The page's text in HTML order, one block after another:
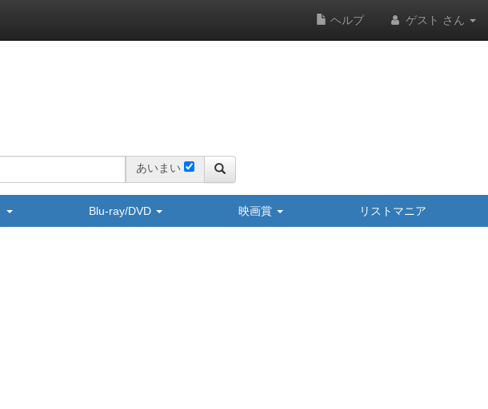
ヘルプ ゲスト さん
あいまい
Blu-ray/DVD 映画賞 リストマニア